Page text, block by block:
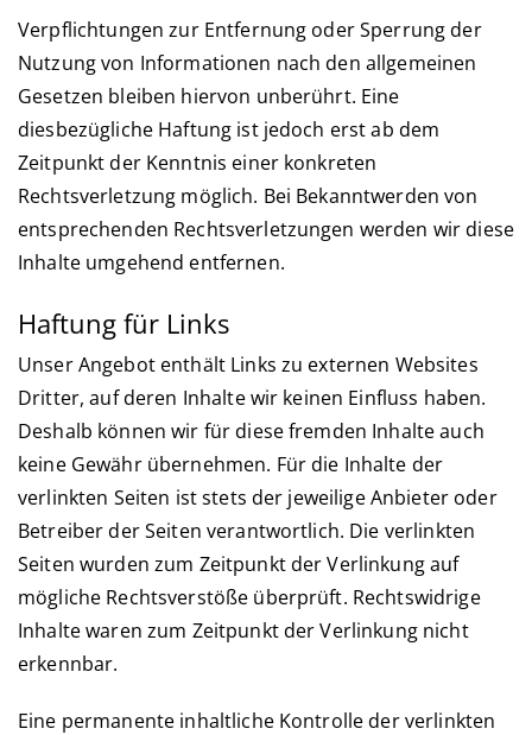
Verpflichtungen zur Entfernung oder Sperrung der
Nutzung von Informationen nach den allgemeinen
Gesetzen bleiben hiervon unberührt. Eine
diesbezügliche Haftung ist jedoch erst ab dem
Zeitpunkt der Kenntnis einer konkreten
Rechtsverletzung möglich. Bei Bekanntwerden von
entsprechenden Rechtsverletzungen werden wir diese
Inhalte umgehend entfernen.
Haftung für Links
Unser Angebot enthält Links zu externen Websites
Dritter, auf deren Inhalte wir keinen Einfluss haben.
Deshalb können wir für diese fremden Inhalte auch
keine Gewähr übernehmen. Für die Inhalte der
verlinkten Seiten ist stets der jeweilige Anbieter oder
Betreiber der Seiten verantwortlich. Die verlinkten
Seiten wurden zum Zeitpunkt der Verlinkung auf
mögliche Rechtsverstöße überprüft. Rechtswidrige
Inhalte waren zum Zeitpunkt der Verlinkung nicht
erkennbar.
Eine permanente inhaltliche Kontrolle der verlinkten